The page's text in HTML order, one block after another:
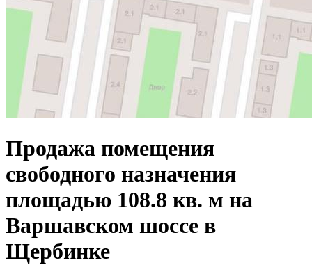
Продажа помещения
свободного назначения
площадью 108.8 кв. м на
Варшавском шоссе в
Щербинке